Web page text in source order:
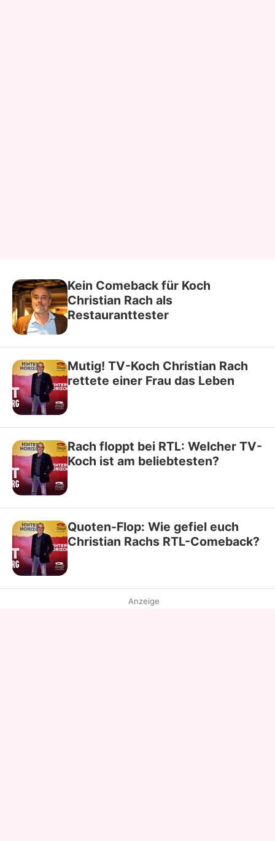
Kein Comeback für Koch
Christian Rach als
Restauranttester
Mutig! TV-Koch Christian Rach
rettete einer Frau das Leben
Rach floppt bei RTL: Welcher TV-
Koch ist am beliebtesten?
Quoten-Flop: Wie gefiel euch
Christian Rachs RTL-Comeback?
Anzeige